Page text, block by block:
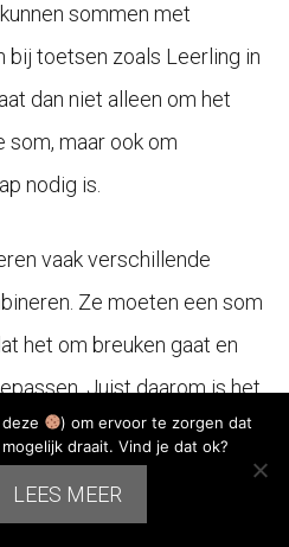
sommen met
bij toetsen zoals Leerling in
dan niet alleen om het
som, maar ook om
nodig is.
vaak verschillende
Ze moeten een som
het om breuken gaat en
Juist daarom is het
alleen trucjes leren, maar
) om ervoor te zorgen dat
draait. Vind je dat ok?
LEES MEER